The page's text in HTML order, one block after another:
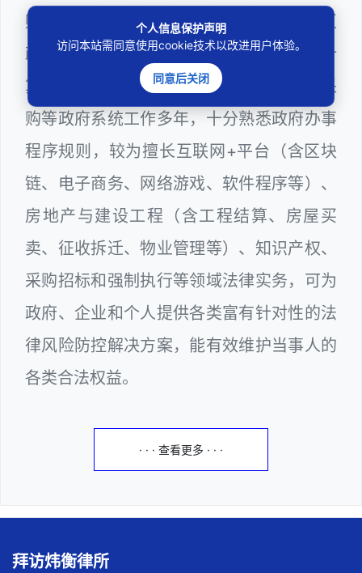
购评审专家（法律类），曾担任深圳市某区
政府部门公职律师、建设工程定标专家、计
算机信息网络安全员，在建筑工务、政府采
购等政府系统工作多年，十分熟悉政府办事
程序规则，较为擅长互联网+平台（含区块
链、电子商务、网络游戏、软件程序等）、
房地产与建设工程（含工程结算、房屋买
卖、征收拆迁、物业管理等）、知识产权、
采购招标和强制执行等领域法律实务，可为
政府、企业和个人提供各类富有针对性的法
律风险防控解决方案，能有效维护当事人的
各类合法权益。
· · · 查看更多 · · ·
拜访炜衡律所
个人信息保护声明
访问本站需同意使用cookie技术以改进用户体验。
同意后关闭